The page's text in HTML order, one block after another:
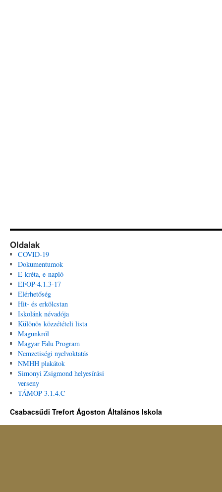
Oldalak
COVID-19
Dokumentumok
E-kréta, e-napló
EFOP-4.1.3-17
Elérhetőség
Hit- és erkölcstan
Iskolánk névadója
Különös közzétételi lista
Magunkról
Magyar Falu Program
Nemzetiségi nyelvoktatás
NMHH plakátok
Simonyi Zsigmond helyesírási
verseny
TÁMOP 3.1.4.C
Csabacsűdi Trefort Ágoston Általános Iskola